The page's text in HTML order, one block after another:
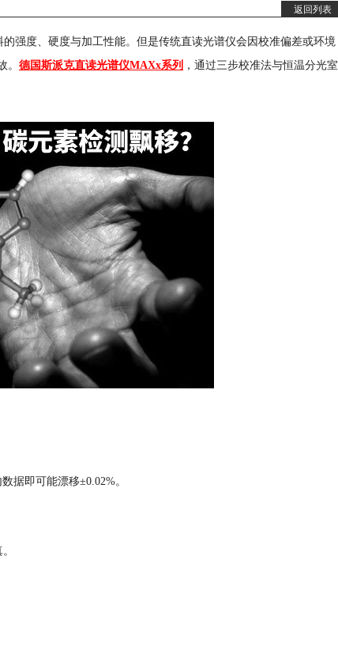
返回列表
强度、硬度与加工性能。 但是传统直读光谱仪会因校准偏差或环境
德国斯派克直读光谱仪MAXx系列 ，通过三步校准法与恒温分光室
据即可能漂移±0.02%。